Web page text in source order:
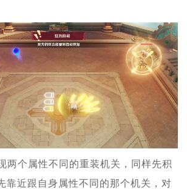
两个属性不同的重装机关，同样先积
靠近跟自身属性不同的那个机关，对